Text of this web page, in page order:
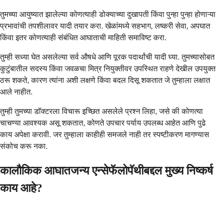
तुमच्या आयुष्यात झालेल्या कोणत्याही डोक्याच्या दुखापती किंवा पुन्हा पुन्हा होणाऱ्या
प्रभावांची तपशीलावर यादी तयार करा. खेळांमध्ये सहभाग, लष्करी सेवा, अपघात
किंवा इतर कोणत्याही संबंधित आघाताची माहिती समाविष्ट करा.
तुम्ही सध्या घेत असलेल्या सर्व औषधे आणि पूरक पदार्थांची यादी घ्या. तुमच्यासोबत
कुटुंबातील सदस्य किंवा जवळचा मित्र नियुक्तीवर उपस्थित राहणे देखील उपयुक्त
ठरू शकते, कारण त्यांना अशी लक्षणे किंवा बदल दिसू शकतात जे तुम्हाला लक्षात
आले नाहीत.
तुम्ही तुमच्या डॉक्टरला विचारू इच्छित असलेले प्रश्न लिहा, जसे की कोणत्या
चाचण्या आवश्यक असू शकतात, कोणते उपचार पर्याय उपलब्ध आहेत आणि पुढे
काय अपेक्षा करावी. जर तुम्हाला काहीही समजले नाही तर स्पष्टीकरण मागण्यास
संकोच करू नका.
कालौकिक आघातजन्य एन्सेफॅलोपॅथीबद्दल मुख्य निष्कर्ष
काय आहे?